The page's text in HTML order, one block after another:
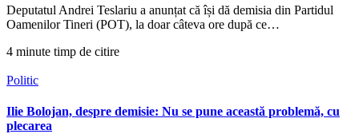
Deputatul Andrei Teslariu a anunțat că își dă demisia din Partidul
Oamenilor Tineri (POT), la doar câteva ore după ce…
4 minute timp de citire
Politic
Ilie Bolojan, despre demisie: Nu se pune această problemă, cu
plecarea